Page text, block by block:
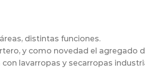
distintas funciones.
y como novedad el agregado
lavarropas y secarropas